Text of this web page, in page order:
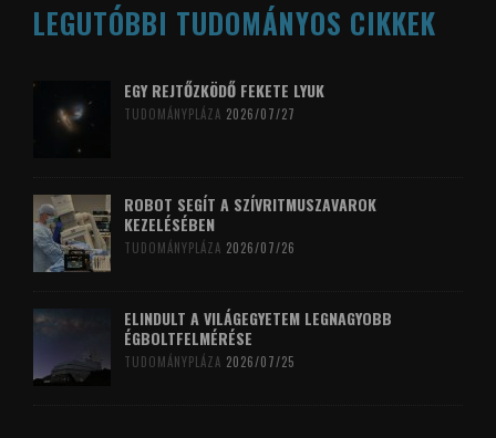
LEGUTÓBBI TUDOMÁNYOS CIKKEK
EGY REJTŐZKÖDŐ FEKETE LYUK
TUDOMÁNYPLÁZA 2026/07/27
ROBOT SEGÍT A SZÍVRITMUSZAVAROK
KEZELÉSÉBEN
TUDOMÁNYPLÁZA 2026/07/26
ELINDULT A VILÁGEGYETEM LEGNAGYOBB
ÉGBOLTFELMÉRÉSE
TUDOMÁNYPLÁZA 2026/07/25